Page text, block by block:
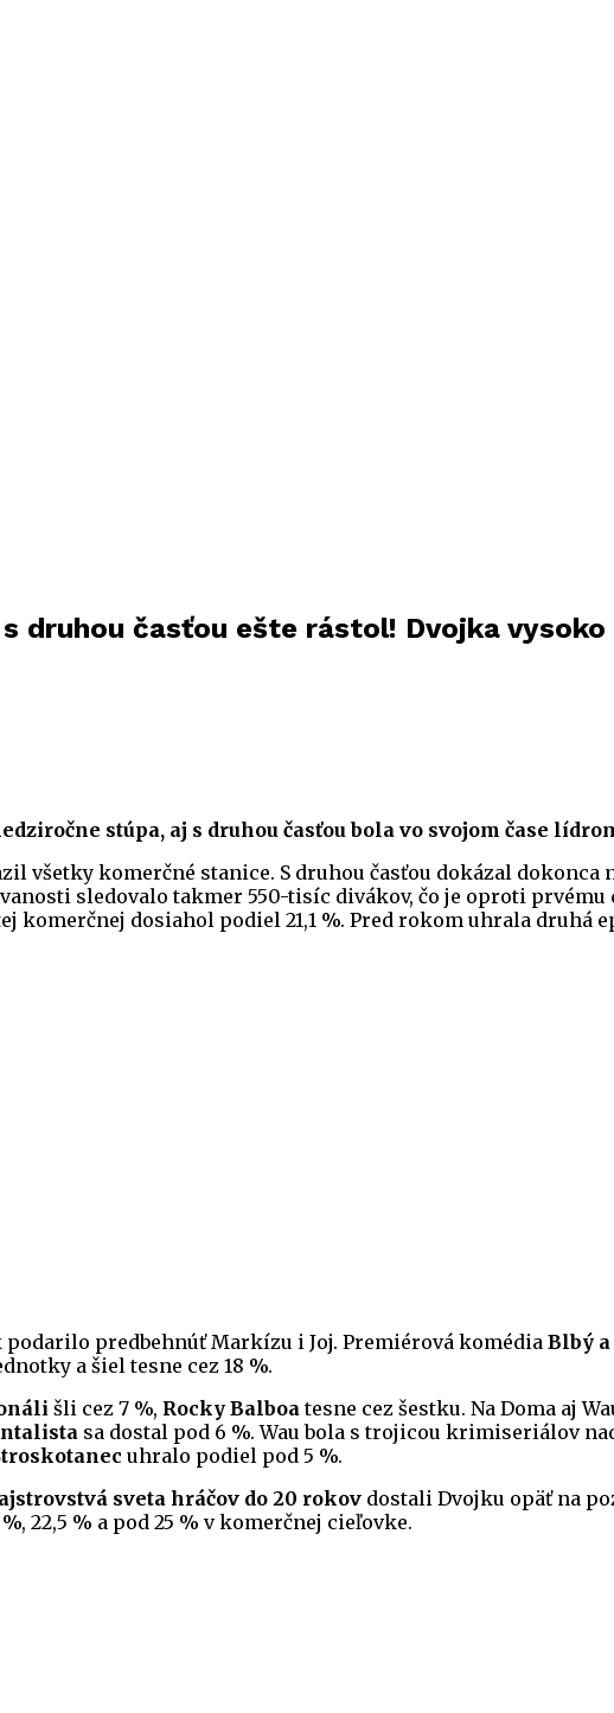
druhou časťou ešte rástol! Dvojka
stúpa, aj s druhou časťou bola vo svojom čase
všetky komerčné stanice. S druhou časťou dokázal
sledovalo takmer 550-tisíc divákov, čo je oproti
komerčnej dosiahol podiel 21,1 %. Pred rokom uhrala druhá
podarilo predbehnúť Markízu i Joj. Premiérová komédia Blbý
a šiel tesne cez 18 %.
šli cez 7 %, Rocky Balboatesne cez šestku. Na Doma aj
sa dostal pod 6 %. Wau bola s trojicou krimiseriálov
uhralo podiel pod 5 %.
sveta hráčov do 20 rokov dostali Dvojku opäť na
22,5 % a pod 25 % v komerčnej cieľovke.